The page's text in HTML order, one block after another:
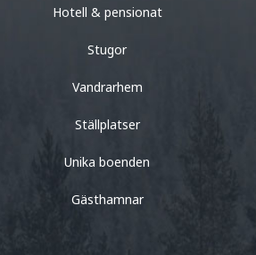
Hotell & pensionat
Stugor
Vandrarhem
Ställplatser
Unika boenden
Gästhamnar